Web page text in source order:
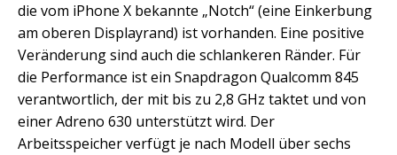
die vom iPhone X bekannte „Notch“ (eine Einkerbung
am oberen Displayrand) ist vorhanden. Eine positive
Veränderung sind auch die schlankeren Ränder. Für
die Performance ist ein Snapdragon Qualcomm 845
verantwortlich, der mit bis zu 2,8 GHz taktet und von
einer Adreno 630 unterstützt wird. Der
Arbeitsspeicher verfügt je nach Modell über sechs